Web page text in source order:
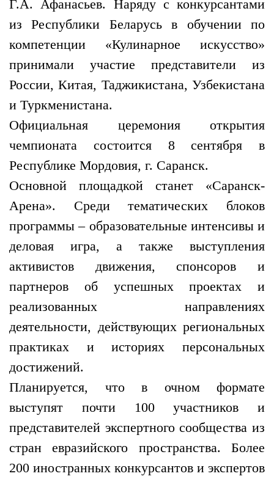
Г.А. Афанасьев. Наряду с конкурсантами
из Республики Беларусь в обучении по
компетенции «Кулинарное искусство»
принимали участие представители из
России, Китая, Таджикистана, Узбекистана
и Туркменистана.
Официальная церемония открытия
чемпионата состоится 8 сентября
в
Республике Мордовия, г. Саранск.
Основной площадкой станет «Саранск-
Арена». Среди тематических блоков
программы – образовательные интенсивы и
деловая игра, а также выступления
активистов движения, спонсоров и
партнеров об успешных проектах и
реализованных направлениях
деятельности, действующих региональных
практиках и историях персональных
достижений.
Планируется, что в очном формате
выступят почти 100 участников и
представителей экспертного сообщества из
стран евразийского пространства. Более
200 иностранных конкурсантов и экспертов